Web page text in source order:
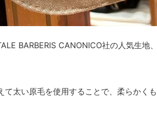
BARBERIS CANONICO社の人気生地
て太い原毛を使用することで、柔らかく